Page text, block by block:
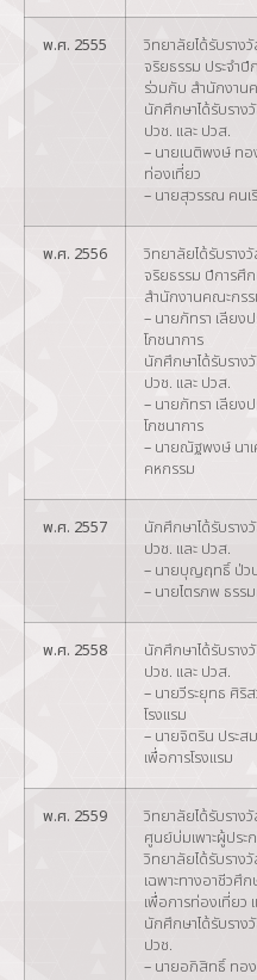
พ.ศ. 2555
วิทยาลัยได้รับราง
จริยธรรม ประจำ
ร่วมกับ สำนักงาน
นักศึกษาได้รับราง
ปวช. และ ปวส.
– นายเนติพงษ์ ท
ท่องเที่ยว
– นายสุวรรณ คนเ
พ.ศ. 2556
วิทยาลัยได้รับรา
จริยธรรม ปีการศึ
สำนักงานคณะกรร
– นายภัทรา เลียง
โภชนาการ
นักศึกษาได้รับราง
ปวช. และ ปวส.
– นายภัทรา เลียง
โภชนาการ
– นายณัฐพงษ์ นาเ
คหกรรม
พ.ศ. 2557
นักศึกษาได้รับราง
ปวช. และ ปวส.
– นายบุญฤทธิ์ ป่ว
– นายไตรภพ ธรร
พ.ศ. 2558
นักศึกษาได้รับราง
ปวช. และ ปวส.
– นายวีระยุทธ ศิริ
โรงแรม
– นายจิตริน ประส
เพื่อการโรงแรม
พ.ศ. 2559
วิทยาลัยได้รับราง
ศูนย์บ่มเพาะผู้ประ
วิทยาลัยได้รับรางวั
เฉพาะทางอาชีวศึ
เพื่อการท่องเที่ยว
นักศึกษาได้รับราง
ปวช.
– นายอภิสิทธิ์ ทอ